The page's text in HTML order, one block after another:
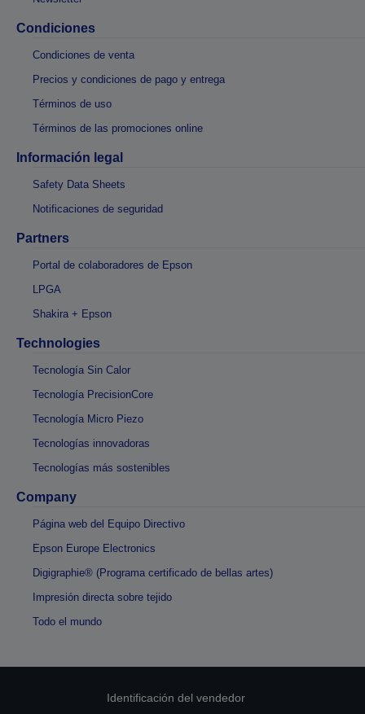
Condiciones
Condiciones de venta
Precios y condiciones de pago y entrega
Términos de uso
Términos de las promociones online
Información legal
Safety Data Sheets
Notificaciones de seguridad
Partners
Portal de colaboradores de Epson
LPGA
Shakira + Epson
Technologies
Tecnología Sin Calor
Tecnología PrecisionCore
Tecnología Micro Piezo
Tecnologías innovadoras
Tecnologías más sostenibles
Company
Página web del Equipo Directivo
Epson Europe Electronics
Digigraphie® (Programa certificado de bellas artes)
Impresión directa sobre tejido
Todo el mundo
Identificación del vendedor